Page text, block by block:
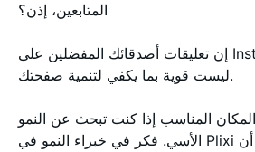
إن تعليقات أصدقائك المفضلين على Instagram رائعة، لكنها
ليست قوية بما يكفي لتنمية صفحتك.
المناسب إذا كنت تبحث عن النمو
الأسي. فكر في خبراء النمو في Plixi كأفضل أصدقائك. نريد أن